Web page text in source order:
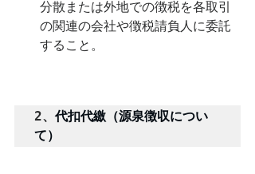
分散または外地での徴税を各取引
の関連の会社や徴税請負人に委託
すること。
2、 代扣代繳（源泉徴収につい
て）